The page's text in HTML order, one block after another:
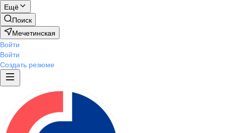
Ещё
Поиск
Мечетинская
Войти
Войти
Создать резюме